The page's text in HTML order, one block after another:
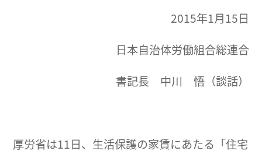
2015年1月15日
日本自治体労働組合総連合
書記長 中川 悟（談話）
厚労省は11日、生活保護の家賃にあたる「住宅